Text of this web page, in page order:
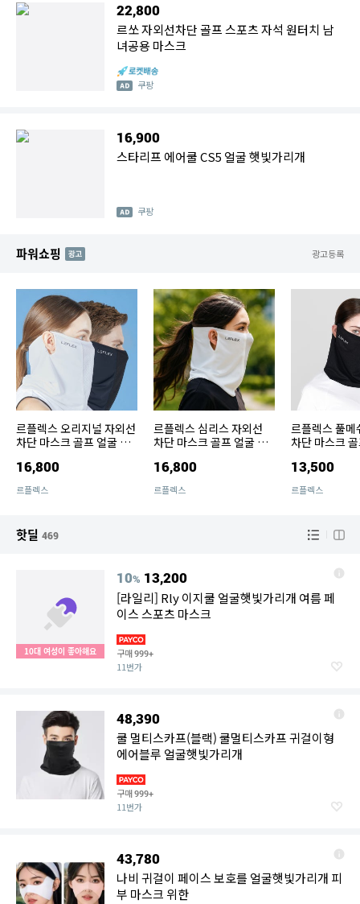
22,800
르쏘 자외선차단 골프 스포츠 자석 원터치 남
녀공용 마스크
쿠팡
16,900
스타리프 에어쿨 CS5 얼굴 햇빛가리개
쿠팡
파워쇼핑 AD 광고등록
르플렉스 오리지널 자외선
차단 마스크 골프 얼굴 햇
포츠 버프
16,800
르플렉스
르플렉스 심리스 자외선
차단 마스크 골프 얼굴 햇
넥워머
16,800
르플렉스
르플렉스 풀메
차단 마스크
테니스
13,500
르플렉스
핫딜 469
10대 여성이 좋아해요
10% 13,200
[라일리] Rly 이지쿨 얼굴햇빛가리개 여름 페
이스 스포츠 마스크
구매999+
11번가
48,390
쿨 멀티스카프(블랙) 쿨멀티스카프 귀걸이형
에어블루 얼굴햇빛가리개
구매999+
11번가
43,780
나비 귀걸이 페이스 보호를 얼굴햇빛가리개 피
부 마스크 위한